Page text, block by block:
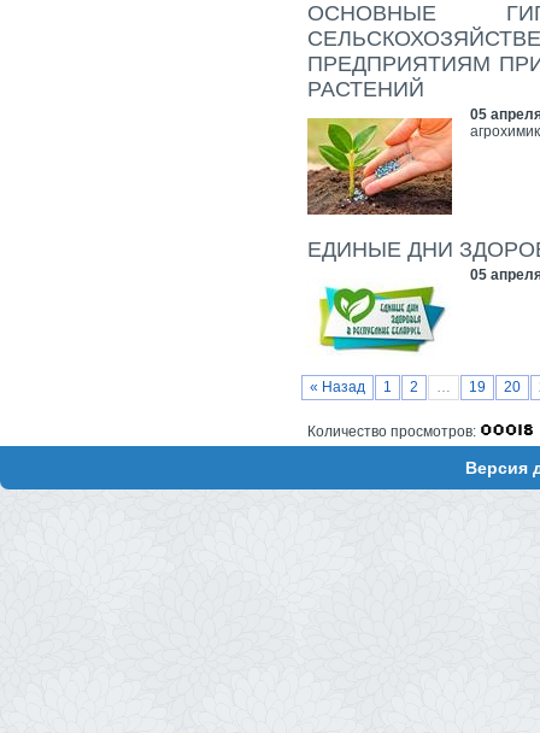
ОСНОВНЫЕ
ПРЕДПРИЯТИЯМ
РАСТЕНИЙ
05
ЕДИНЫЕ ДНИ
05
« Назад 1 2 … 19 20
Количество просмотров:
Версия